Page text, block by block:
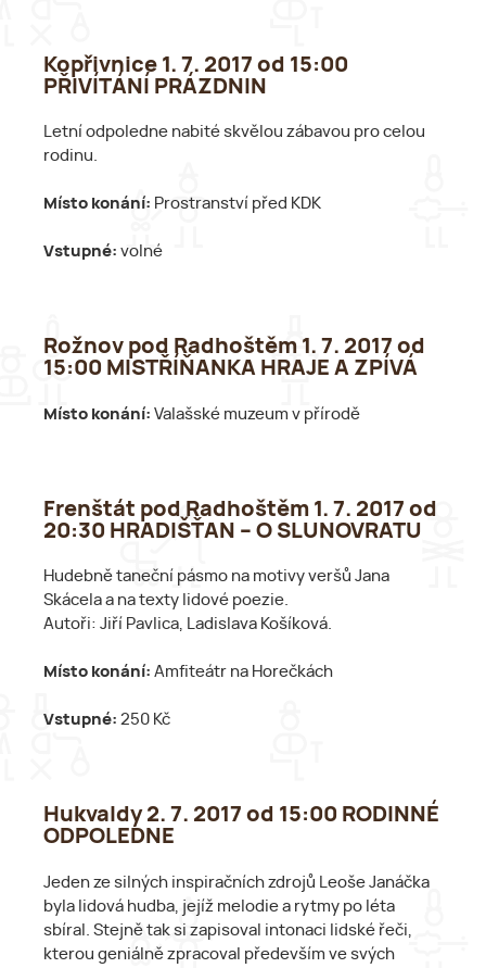
Kopřivnice 1. 7. 2017 od 15:00
PŘIVÍTÁNÍ PRÁZDNIN
Letní odpoledne nabité skvělou zábavou pro celou
rodinu.
Místo konání: Prostranství před KDK
Vstupné: volné
Rožnov pod Radhoštěm 1. 7. 2017 od
15:00 MISTŘÍŇANKA HRAJE A ZPÍVÁ
Místo konání: Valašské muzeum v přírodě
Frenštát pod Radhoštěm 1. 7. 2017 od
20:30 HRADIŠŤAN – O SLUNOVRATU
Hudebně taneční pásmo na motivy veršů Jana
Skácela a na texty lidové poezie.
Autoři: Jiří Pavlica, Ladislava Košíková.
Místo konání: Amfiteátr na Horečkách
Vstupné: 250 Kč
Hukvaldy 2. 7. 2017 od 15:00 RODINNÉ
ODPOLEDNE
Jeden ze silných inspiračních zdrojů Leoše Janáčka
byla lidová hudba, jejíž melodie a rytmy po léta
sbíral. Stejně tak si zapisoval intonaci lidské řeči,
kterou geniálně zpracoval především ve svých